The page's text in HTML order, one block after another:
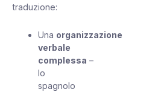
traduzione:
Una organizzazione
verbale
complessa –
lo
spagnolo